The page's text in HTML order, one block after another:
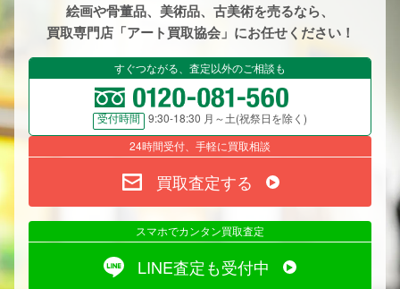
絵画や骨董品、美術品、古美術を売るなら、
買取専門店「アート買取協会」にお任せください！
すぐつながる、査定以外のご相談も
受付時間
9:30-18:30 月～土(祝祭日を除く)
24時間受付、手軽に買取相談
買取査定する
スマホでカンタン買取査定
LINE査定も受付中